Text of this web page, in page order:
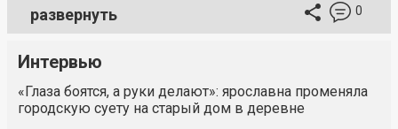
развернуть 0
Интервью
«Глаза боятся, а руки делают»: ярославна променяла
городскую суету на старый дом в деревне